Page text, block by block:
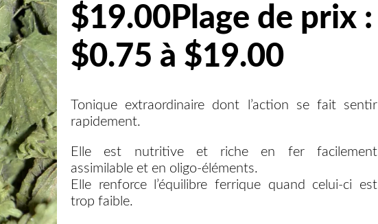
$19.00Plage de prix :
$0.75 à $19.00
Tonique extraordinaire dont l’action se fait sentir
rapidement.
Elle est nutritive et riche en fer facilement
assimilable et en oligo-éléments.
Elle renforce l’équilibre ferrique quand celui-ci est
trop faible.